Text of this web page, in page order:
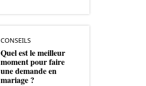
CONSEILS
Quel est le meilleur
moment pour faire
une demande en
mariage ?